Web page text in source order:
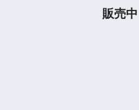
販売中